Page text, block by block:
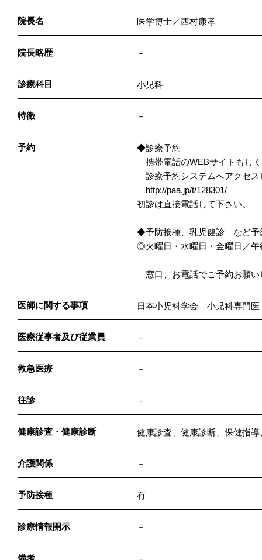
院長名 医学博士／西村康孝
院長略歴 －
診療科目 小児科
特徴 －
予約
◆診療予約
携帯電話のWEBサイトもし
診療予約システムへアクセス
http://paa.jp/t/128301/
初診は直接電話して下さい。
◆予防接種、乳児健診 など予
◎火曜日・水曜日・金曜日／午
窓口、お電話でご予約お願い
医師に関する事項 日本小児科学会 小児科専門
医療従事者及び従業員 －
救急医療 －
往診 －
健康診査・健康診断 健康診査、健康診断、保健指
介護関係 －
予防接種 有
診療情報開示 －
備考